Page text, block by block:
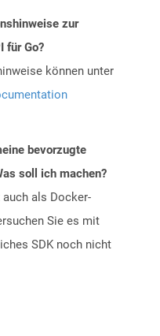
zur
für Go?
können unter
bevorzugte
soll ich machen?
als Docker-
Sie es mit
SDK noch nicht